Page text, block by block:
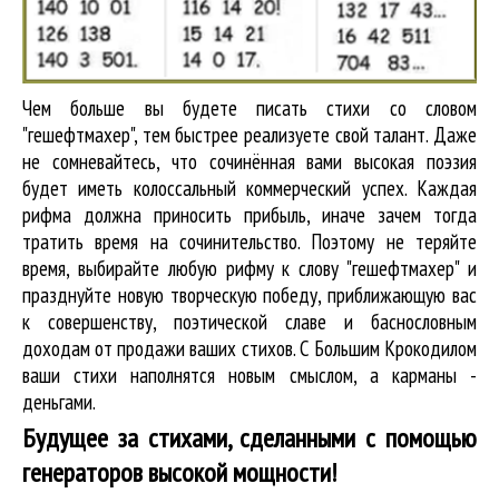
Чем больше вы будете писать стихи со словом
"гешефтмахер", тем быстрее реализуете свой талант. Даже
не сомневайтесь, что сочинённая вами высокая поэзия
будет иметь колоссальный коммерческий успех. Каждая
рифма должна приносить прибыль, иначе зачем тогда
тратить время на сочинительство. Поэтому не теряйте
время, выбирайте любую рифму к слову "гешефтмахер" и
празднуйте новую творческую победу, приближающую вас
к совершенству, поэтической славе и баснословным
доходам от продажи ваших стихов. С Большим Крокодилом
ваши стихи наполнятся новым смыслом, а карманы -
деньгами.
Будущее за стихами, сделанными с помощью
генераторов высокой мощности!